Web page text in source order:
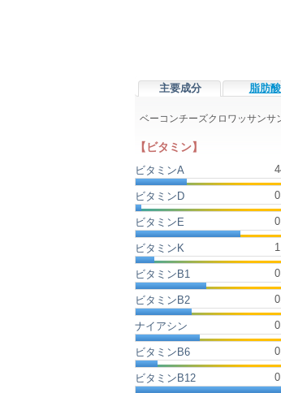
主要成分 脂肪酸
ベーコンチーズクロワッサン
【ビタミン】
ビタミンA
ビタミンD
ビタミンE
ビタミンK
ビタミンB1
ビタミンB2
ナイアシン
ビタミンB6
ビタミンB12